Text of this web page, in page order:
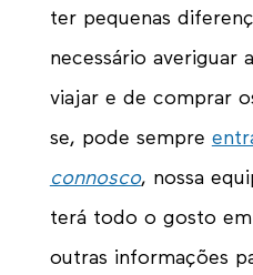
ter pequenas
necessário averiguar
viajar e de comprar
se, pode sempre
connosco, nossa
terá todo o gosto
outras informações